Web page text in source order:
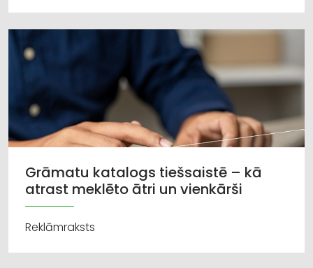
Grāmatu katalogs tiešsaistē – kā
atrast meklēto ātri un vienkārši
Reklāmraksts